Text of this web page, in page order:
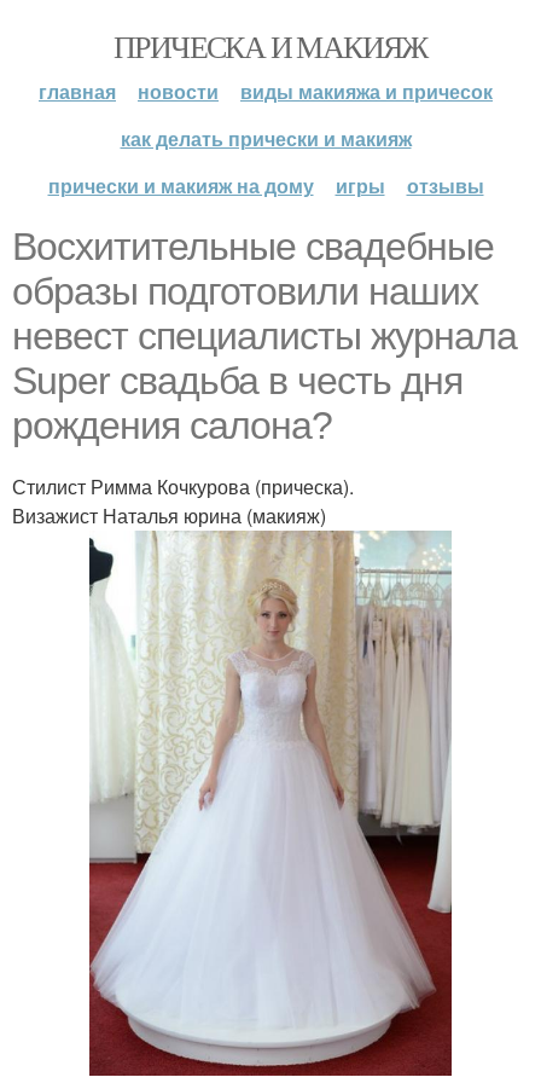
ПРИЧЕСКА И МАКИЯЖ
главная новости
виды макияжа и причесок
как делать прически и макияж
прически и макияж на дому
игры отзывы
Восхитительные свадебные
образы подготовили наших
невест специалисты журнала
Super свадьба в честь дня
рождения салона?
Стилист Римма Кочкурова (прическа).
Визажист Наталья юрина (макияж)